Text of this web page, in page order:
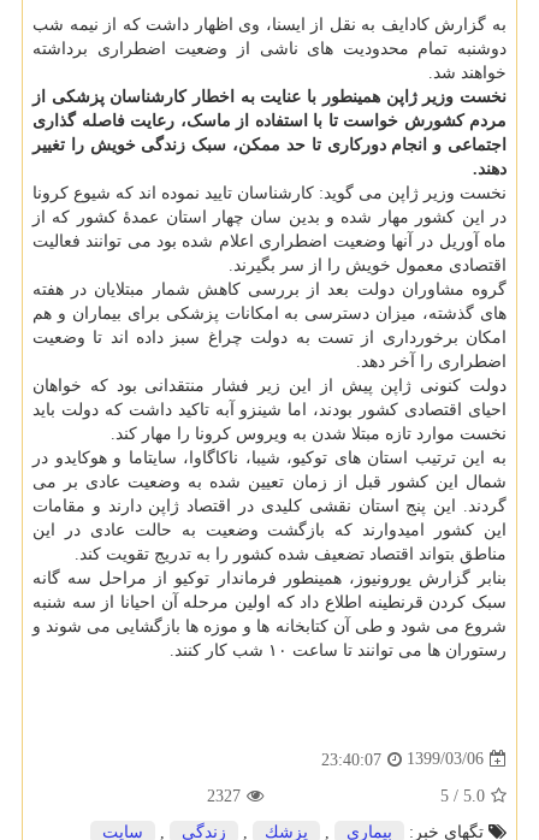
به گزارش کادایف به نقل از ایسنا، وی اظهار داشت که از نیمه شب
دوشنبه تمام محدودیت های ناشی از وضعیت اضطراری برداشته
خواهند شد.
نخست وزیر ژاپن همینطور با عنایت به اخطار کارشناسان پزشکی از
مردم کشورش خواست تا با استفاده از ماسک، رعایت فاصله گذاری
اجتماعی و انجام دورکاری تا حد ممکن، سبک زندگی خویش را تغییر
دهند.
نخست وزیر ژاپن می گوید: کارشناسان تایید نموده اند که شیوع کرونا
در این کشور مهار شده و بدین سان چهار استان عمدهٔ کشور که از
ماه آوریل در آنها وضعیت اضطراری اعلام شده بود می توانند فعالیت
اقتصادی معمول خویش را از سر بگیرند.
گروه مشاوران دولت بعد از بررسی کاهش شمار مبتلایان در هفته
های گذشته، میزان دسترسی به امکانات پزشکی برای بیماران و هم
امکان برخورداری از تست به دولت چراغ سبز داده اند تا وضعیت
اضطراری را آخر دهد.
دولت کنونی ژاپن پیش از این زیر فشار منتقدانی بود که خواهان
احیای اقتصادی کشور بودند، اما شینزو آبه تاکید داشت که دولت باید
نخست موارد تازه مبتلا شدن به ویروس کرونا را مهار کند.
به این ترتیب استان های توکیو، شیبا، ناکاگاوا، سایتاما و هوکایدو در
شمال این کشور قبل از زمان تعیین شده به وضعیت عادی بر می
گردند. این پنج استان نقشی کلیدی در اقتصاد ژاپن دارند و مقامات
این کشور امیدوارند که بازگشت وضعیت به حالت عادی در این
مناطق بتواند اقتصاد تضعیف شده کشور را به تدریج تقویت کند.
بنابر گزارش یورونیوز، همینطور فرماندار توکیو از مراحل سه گانه
سبک کردن قرنطینه اطلاع داد که اولین مرحله آن احیانا از سه شنبه
شروع می شود و طی آن کتابخانه ها و موزه ها بازگشایی می شوند و
رستوران ها می توانند تا ساعت ۱۰ شب کار کنند.
1399/03/06
23:40:07
5.0
/
5
2327
تگهای خبر:
بیماری , پزشك , زندگی , سایت